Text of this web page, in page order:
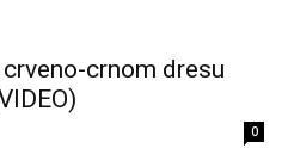
crnom dresu
0